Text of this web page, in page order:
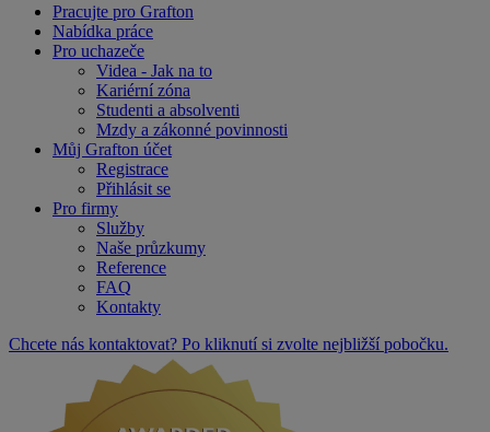
Pracujte pro Grafton
Nabídka práce
Pro uchazeče
Videa - Jak na to
Kariérní zóna
Studenti a absolventi
Mzdy a zákonné povinnosti
Můj Grafton účet
Registrace
Přihlásit se
Pro firmy
Služby
Naše průzkumy
Reference
FAQ
Kontakty
Chcete nás kontaktovat? Po kliknutí si zvolte nejbližší pobočku.